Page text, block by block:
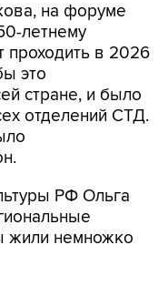
на форуме
летнему
в 2026
это
стране, и было
отделений СТД.
РФ Ольга
жили немножко